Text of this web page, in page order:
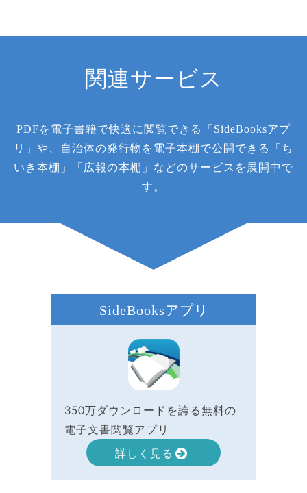
関連サービス
PDFを電子書籍で快適に閲覧できる「SideBooksアプ
リ」や、自治体の発行物を電子本棚で公開できる「ち
いき本棚」「広報の本棚」などのサービスを展開中で
す。
SideBooksアプリ
350万ダウンロードを誇る無料の
電子文書閲覧アプリ
詳しく見る